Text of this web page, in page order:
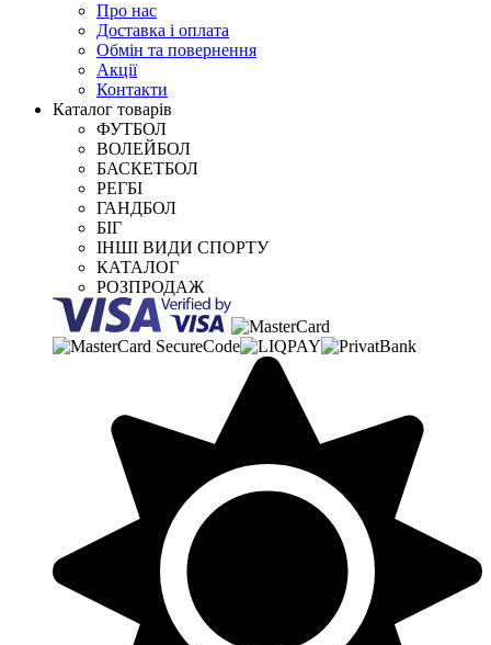
Про нас
Доставка і оплата
Обмін та повернення
Акції
Контакти
Каталог товарів
ФУТБОЛ
ВОЛЕЙБОЛ
БАСКЕТБОЛ
РЕГБІ
ГАНДБОЛ
БІГ
ІНШІ ВИДИ СПОРТУ
КАТАЛОГ
РОЗПРОДАЖ